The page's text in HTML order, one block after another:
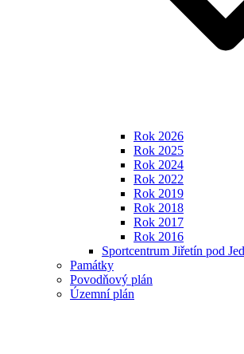
Rok 2026
Rok 2025
Rok 2024
Rok 2022
Rok 2019
Rok 2018
Rok 2017
Rok 2016
Sportcentrum Jiřetín pod
Památky
Povodňový plán
Územní plán